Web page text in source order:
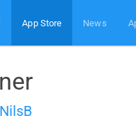
App Store News
NilsB